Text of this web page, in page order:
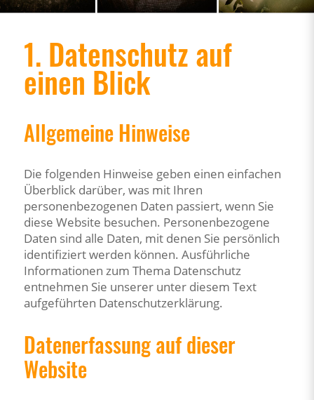
1. Datenschutz auf
einen Blick
Allgemeine Hinweise
Die folgenden Hinweise geben einen einfachen
Überblick darüber, was mit Ihren
personenbezogenen Daten passiert, wenn Sie
diese Website besuchen. Personenbezogene
Daten sind alle Daten, mit denen Sie persönlich
identifiziert werden können. Ausführliche
Informationen zum Thema Datenschutz
entnehmen Sie unserer unter diesem Text
aufgeführten Datenschutzerklärung.
Datenerfassung auf dieser
Website